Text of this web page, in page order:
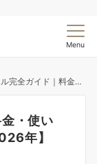
Menu
使い方・解約まで損しない始め方【2026年】
・使い
年】